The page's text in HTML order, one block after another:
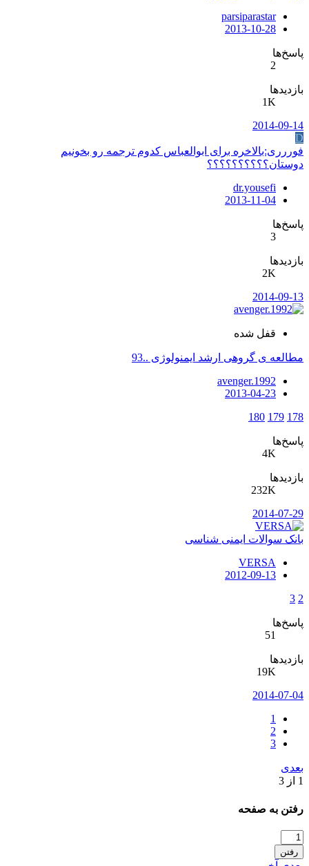
parsiparastar
2013-10-28
پاسخ‌ها
2
بازدیدها
1K
2014-09-14
D
فوررری:بالاخره برای ابوالعباس کدوم ترجمه رو بخونیم
دوستان؟؟؟؟؟؟؟؟؟؟
dr.yousefi
2013-11-04
پاسخ‌ها
3
بازدیدها
2K
2014-09-13
قفل شده
مطالعه ی گروهی ارشد ایمنولوژی ..93
avenger.1992
2013-04-23
178
179
180
پاسخ‌ها
4K
بازدیدها
232K
2014-07-29
بانک سوالات ایمنی شناسی
VERSA
2012-09-13
2
3
پاسخ‌ها
51
بازدیدها
19K
2014-07-04
1
2
3
بعدی
1 از 3
رفتن به صفحه
رفتن